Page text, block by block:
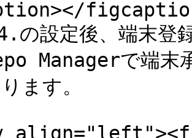
の設定後、端末登
ます。